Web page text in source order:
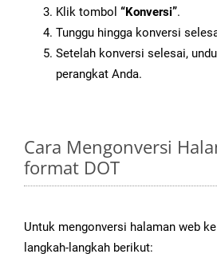
Klik tombol “Konversi”.
Tunggu hingga konversi
Setelah konversi selesai,
perangkat Anda.
Cara Mengonversi
format DOT
Untuk mengonversi halaman web
langkah-langkah berikut: